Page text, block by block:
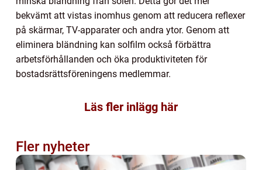
bekvämt att vistas inomhus genom att reducera reflexer
på skärmar, TV-apparater och andra ytor. Genom att
eliminera bländning kan solfilm också förbättra
arbetsförhållanden och öka produktiviteten för
bostadsrättsföreningens medlemmar.
Läs fler inlägg här
Fler nyheter